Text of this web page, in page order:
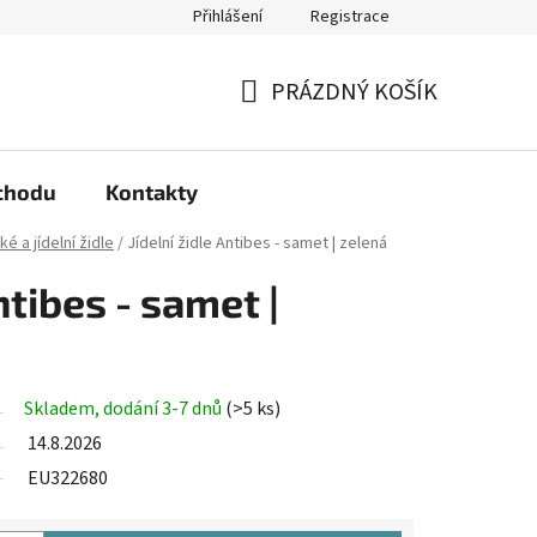
Podmínky ochrany osobních údajů
Přihlášení Registrace
PRÁZDNÝ KOŠÍK
Kontakty
a jídelní židle/ Jídelní židle Antibes - samet | zelená
- samet |
Skladem, dodání 3-7 dnů (>5 ks)
14.8.2026
EU322680